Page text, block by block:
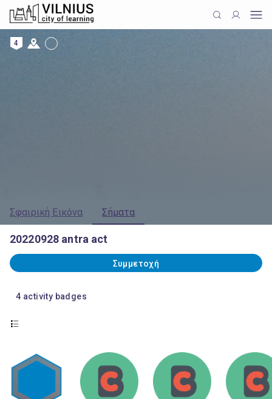
4
Σφαιρική Εικόνα Σήματα
20220928 antra act
Συμμετοχή
4 activity badges